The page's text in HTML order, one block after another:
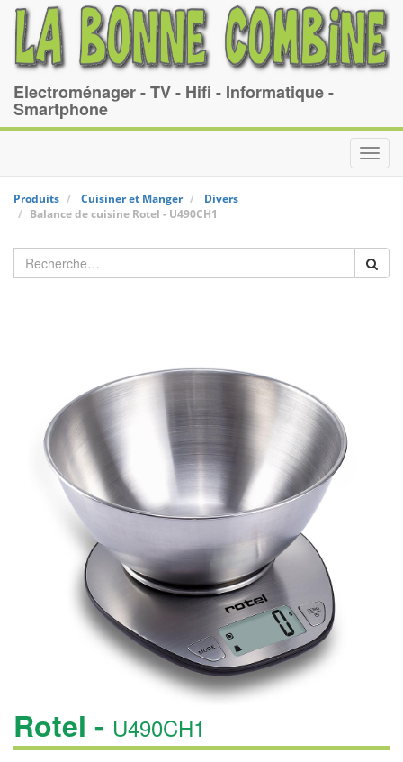
Electroménager - TV - Hifi - Informatique -
Smartphone
Produits Cuisiner et Manger
Divers
Balance de cuisine Rotel - U490CH1
Rotel - U490CH1